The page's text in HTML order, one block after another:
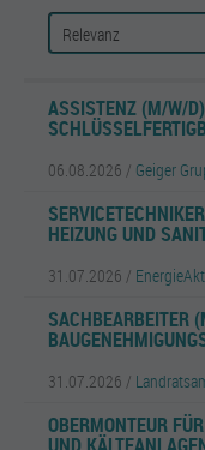
ASSISTENZ (M/W/D)
06.08.2026 / Geiger
HEIZUNG UND
31.07.2026 /
SACHBEARBEITER
31.07.2026 /
OBERMONTEUR